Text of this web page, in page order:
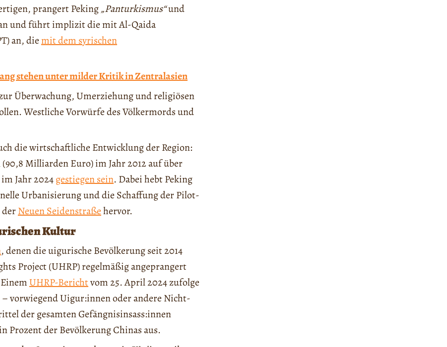
prangert Peking„Panturkismus“und
und führt implizit die mit Al-Qaida
an, diemit dem syrischen
stehen unter milder Kritik in Zentralasien
Überwachung, Umerziehung und religiösen
Westliche Vorwürfe des Völkermords und
die wirtschaftliche Entwicklung der Region:
Milliarden Euro) im Jahr 2012 auf über
Jahr 2024gestiegen sein. Dabei hebt Peking
Urbanisierung und die Schaffung der Pilot-
derNeuen Seidenstraßehervor.
Kultur
, denen die uigurische Bevölkerung seit 2014
Project (UHRP) regelmäßig angeprangert
UHRP-Berichtvom 25. April 2024 zufolge
vorwiegend Uigur:innen oder andere Nicht-
der gesamten Gefängnisinsass:innen
Prozent der Bevölkerung Chinas aus.